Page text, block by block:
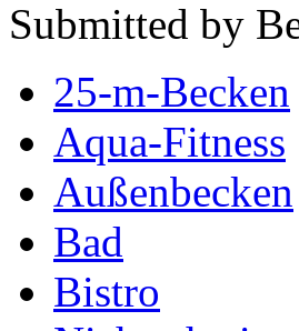
Submitted by
25-m-Becken
Aqua-Fitness
Außenbecken
Bad
Bistro